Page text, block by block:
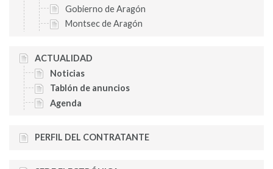
Gobierno de Aragón
Montsec de Aragón
ACTUALIDAD
Noticias
Tablón de anuncios
Agenda
PERFIL DEL CONTRATANTE